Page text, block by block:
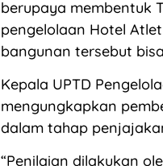
berupaya membentuk
pengelolaan Hotel
bangunan tersebut
Kepala UPTD
mengungkapkan
dalam tahap
“Penilaian dilakukan